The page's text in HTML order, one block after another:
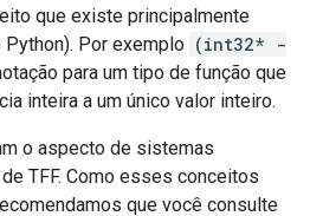
que existe principalmente
Por exemplo (int32* -
para um tipo de função que
inteira a um único valor inteiro.
o aspecto de sistemas
TFF. Como esses conceitos
que você consulte